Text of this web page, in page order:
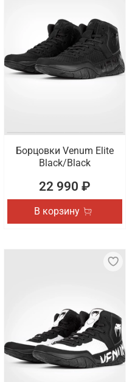
Борцовки Venum Elite
Black/Black
22 990 ₽
В корзину